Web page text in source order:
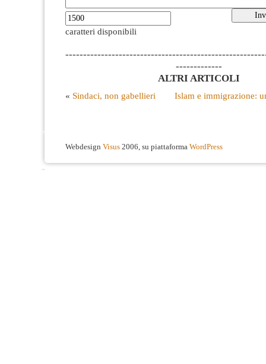
caratteri disponibili
-------------
ALTRI ARTICOLI
« Sindaci, non gabellieri Islam e immigrazione:
Webdesign Visus 2006, su piattaforma WordPress